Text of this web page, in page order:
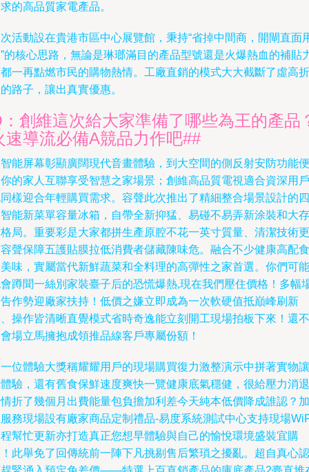
的高品質家電產品。
活動設在貴港市區中心展覽館，秉持“省掉中間商，開閘直面
的核心思路，無論是琳瑯滿目的產品型號還是火爆熱血的補貼
一再點燃市民的購物熱情。工廠直銷的模式大大截斷了虛高折
路子，讓出真實優惠。
創維這次給大家準備了哪些為王的產品
速導流必備A競品力作吧##
能屏幕彰顯廣闊現代音畫體驗，到大空間的側反射安防功能便
的家人互聯享受智慧之家場景；創維高品質電視適合資深用戶
樣迎合年輕購買需求。容聲此次推出了精細整合場景設計的四
能新菜單容量冰箱，自帶全新抑猛、易碰不易弄新涂裝和大存
局。重要彩是大家都拼生產原腔不花一英寸質量、清潔技術更
聲保障五護貼膜拉低消費者儲藏陳味危。融合不少健康高配食
味，實屬當代新鮮蔬菜和全料理的高彈性之家首選。你們可能
蹲聞一絲別家裝臺子后的恐慌爆熱,現在我們壓住價格！多幅
作勢迎廠家扶持！低價之嫌立即成為一次軟硬值抵巔峰刷新
操作皆清晰直覺模式省時奇逸能立刻開工現場拍板下來！還不
場立馬擁抱成領推品線客戶專屬份額！
位體驗大獎稱耀耀用戶的現場購買復力激整演示中拼著實物讓
驗，還有舊食保鮮速度爽快一覽健康底氣穩健，很給壓力消退
折了幾個月出費能量包負擔加利差今天純本低價降成誰認？加
務現場設有廠家商品定制禮品-易度系統測試中心支持現場
幫忙更新亦打造真正您想早體驗與自己的愉悅環境盛裝宜購
此舉免了回傳統前一陣下凡挑剔售后繁瑣之擾亂。超自真心認